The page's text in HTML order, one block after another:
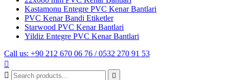
Kastamonu Entegre PVC Kenar Bantlari
PVC Kenar Bandi Etiketler
Starwood PVC Kenar Bantlari
Yildiz Entegre PVC Kenar Bantlari
Call us: +90 212 670 06 76 / 0532 270 91 53


